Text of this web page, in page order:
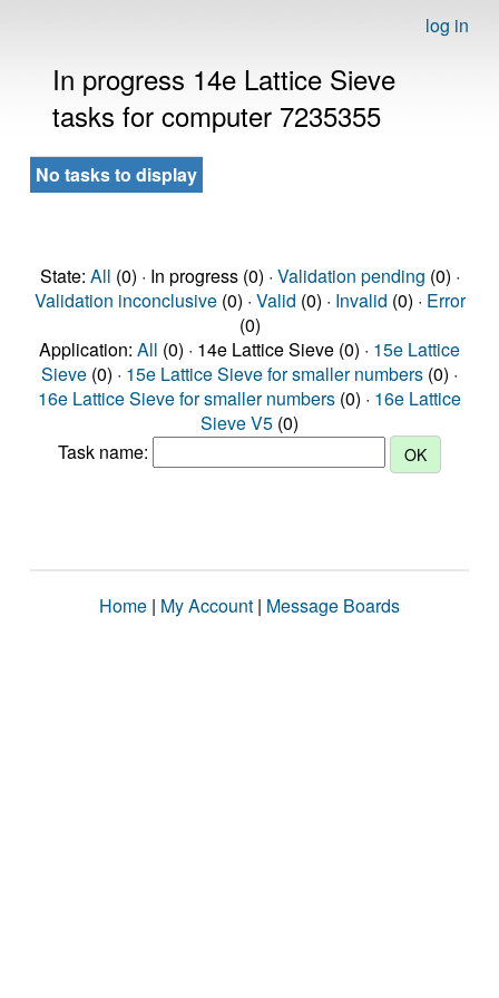
log in
In progress 14e Lattice Sieve
tasks for computer 7235355
No tasks to display
State: All (0) · In progress (0) · Validation pending (0) ·
Validation inconclusive(0) · Valid (0) · Invalid (0) · Error
(0)
Application: All (0) · 14e Lattice Sieve (0) · 15e Lattice
Sieve (0) · 15e Lattice Sieve for smaller numbers (0) ·
16e Lattice Sieve for smaller numbers (0) · 16e Lattice
Sieve V5 (0)
Task name:
Home | My Account | Message Boards